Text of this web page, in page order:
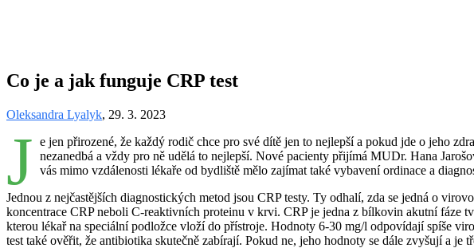
Co je a jak funguje CRP test
Oleksandra Lyalyk, 29. 3. 2023
J e jen přirozené, že každý rodič chce pro své dítě jen to nejlepší a pokud jde o jeho
nezanedbá a vždy pro ně udělá to nejlepší. Nové pacienty přijímá MUDr. Hana
vás mimo vzdálenosti lékaře od bydliště mělo zajímat také vybavení ordinace a
Jednou z nejčastějších diagnostických metod jsou CRP testy. Ty odhalí, zda se jedná o
koncentrace CRP neboli C-reaktivních proteinu v krvi. CRP je jedna z bílkovin akutní fáze
kterou lékař na speciální podložce vloží do přístroje. Hodnoty 6-30 mg/l odpovídají spíše
test také ověřit, že antibiotika skutečně zabírají. Pokud ne, jeho hodnoty se dále zvyšují a je